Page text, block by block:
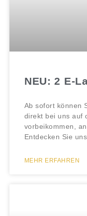
NEU: 2 E-
Ab sofort können
direkt bei uns auf
vorbeikommen,
Entdecken Sie
MEHR ERFAHREN